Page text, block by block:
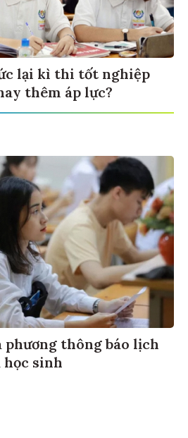
lại kì thi tốt nghiệp
thêm áp lực?
phương thông báo lịch
sinh